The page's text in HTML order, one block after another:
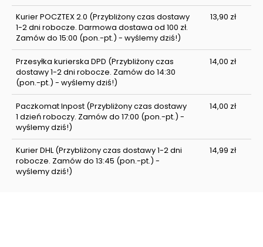
Kurier POCZTEX 2.0 (Przybliżony czas dostawy
1-2 dni robocze. Darmowa dostawa od 100 zł.
Zamów do 15:00 (pon.-pt.) - wyślemy dziś!)
13,90 zł
Przesyłka kurierska DPD (Przybliżony czas
dostawy 1-2 dni robocze. Zamów do 14:30
(pon.-pt.) - wyślemy dziś!)
14,00 zł
Paczkomat Inpost(Przybliżony czas dostawy
1 dzień roboczy. Zamów do 17:00 (pon.-pt.) -
wyślemy dziś!)
14,00 zł
Kurier DHL(Przybliżony czas dostawy 1-2 dni
robocze. Zamów do 13:45 (pon.-pt.) -
wyślemy dziś!)
14,99 zł